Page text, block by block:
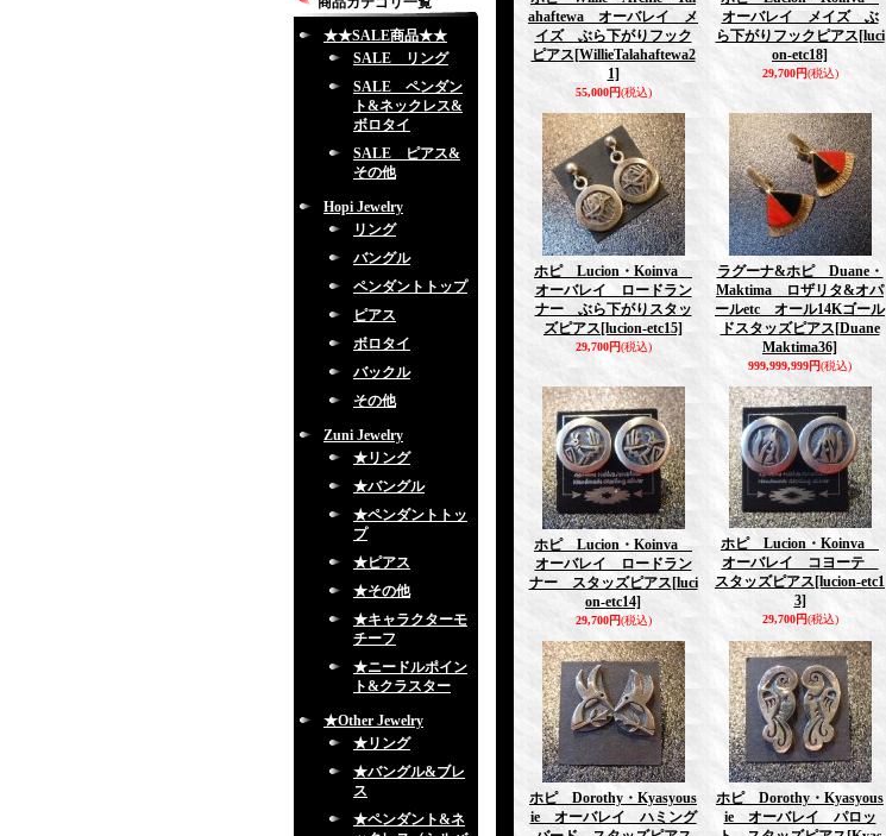
★★SALE商品★★
SALE リング
SALE ペンダン
ト&ネックレス&
ボロタイ
SALE ピアス&
その他
Hopi Jewelry
リング
バングル
ペンダントトップ
ピアス
ボロタイ
バックル
その他
Zuni Jewelry
★リング
★バングル
★ペンダントトッ
プ
★ピアス
★その他
★キャラクターモ
チーフ
★ニードルポイン
ト&クラスター
★Other Jewelry
★リング
★バングル&ブレ
ス
★ペンダント&ネ
ahaftewa オーバレイ メ
イズ ぶら下がりフック
ピアス [WillieTalahaftewa2
1]
55,000円(税込)
オーバレイ メイズ ぶ
ら下がりフックピアス [luci
on-etc18]
29,700円(税込)
ホピ Lucion・Koinva
オーバレイ ロードラン
ナー ぶら下がりスタッ
ズピアス [lucion-etc15]
29,700円(税込)
ラグーナ&ホピ Duane・
Maktima ロザリタ&オパ
ールetc オール14Kゴール
ドスタッズピアス [Duane
Maktima36]
999,999,999円(税込)
ホピ Lucion・Koinva
オーバレイ ロードラン
ナー スタッズピアス [luci
on-etc14]
29,700円(税込)
ホピ Lucion・Koinva
オーバレイ コヨーテ
スタッズピアス [lucion-etc1
3]
29,700円(税込)
ホピ Dorothy・Kyasyous
ie オーバレイ ハミング
ホピ Dorothy・Kyasyous
ie オーバレイ パロッ